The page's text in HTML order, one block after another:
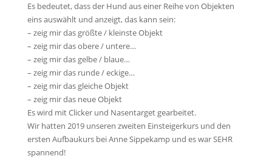
Es bedeutet, dass der Hund aus einer Reihe von Objekten
eins auswählt und anzeigt, das kann sein:
– zeig mir das größte / kleinste Objekt
– zeig mir das obere / untere…
– zeig mir das gelbe / blaue…
– zeig mir das runde / eckige…
– zeig mir das gleiche Objekt
– zeig mir das neue Objekt
Es wird mit Clicker und Nasentarget gearbeitet.
Wir hatten 2019 unseren zweiten Einsteigerkurs und den
ersten Aufbaukurs bei Anne Sippekamp und es war SEHR
spannend!